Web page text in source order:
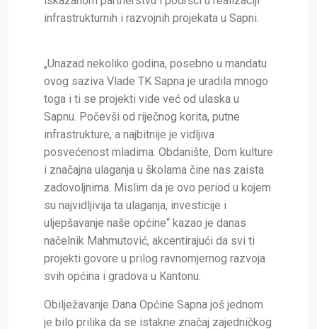
infrastrukturnih i razvojnih projekata u Sapni.
„Unazad nekoliko godina, posebno u mandatu
ovog saziva Vlade TK Sapna je uradila mnogo
toga i ti se projekti vide već od ulaska u
Sapnu. Počevši od riječnog korita, putne
infrastrukture, a najbitnije je vidljiva
posvećenost mladima. Obdanište, Dom kulture
i značajna ulaganja u školama čine nas zaista
zadovoljnima. Mislim da je ovo period u kojem
su najvidljivija ta ulaganja, investicije i
uljepšavanje naše općine“ kazao je danas
načelnik Mahmutović, akcentirajući da svi ti
projekti govore u prilog ravnomjernog razvoja
svih općina i gradova u Kantonu.
Obilježavanje Dana Općine Sapna još jednom
je bilo prilika da se istakne značaj zajedničkog